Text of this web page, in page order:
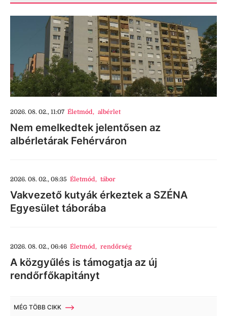
2026. 08. 02., 11:07 Életmód, albérlet
Nem emelkedtek jelentősen az
albérletárak Fehérváron
2026. 08. 02., 08:35 Életmód, tábor
Vakvezető kutyák érkeztek a SZÉNA
Egyesület táborába
2026. 08. 02., 06:46 Életmód, rendőrség
A közgyűlés is támogatja az új
rendőrfőkapitányt
MÉG TÖBB CIKK